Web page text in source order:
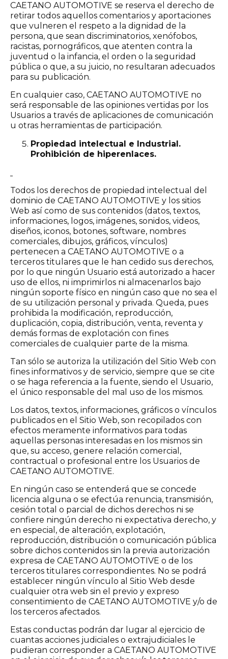
CAETANO AUTOMOTIVE se reserva el derecho de
retirar todos aquellos comentarios y aportaciones
que vulneren el respeto a la dignidad de la
persona, que sean discriminatorios, xenófobos,
racistas, pornográficos, que atenten contra la
juventud o la infancia, el orden o la seguridad
pública o que, a su juicio, no resultaran adecuados
para su publicación.
En cualquier caso, CAETANO AUTOMOTIVE no
será responsable de las opiniones vertidas por los
Usuarios a través de aplicaciones de comunicación
u otras herramientas de participación.
Propiedad intelectual e Industrial.
Prohibición de hiperenlaces.
Todos los derechos de propiedad intelectual del
dominio de CAETANO AUTOMOTIVE y los sitios
Web así como de sus contenidos (datos, textos,
informaciones, logos, imágenes, sonidos, videos,
diseños, iconos, botones, software, nombres
comerciales, dibujos, gráficos, vínculos)
pertenecen a CAETANO AUTOMOTIVE o a
terceros titulares que le han cedido sus derechos,
por lo que ningún Usuario está autorizado a hacer
uso de ellos, ni imprimirlos ni almacenarlos bajo
ningún soporte físico en ningún caso que no sea el
de su utilización personal y privada. Queda, pues
prohibida la modificación, reproducción,
duplicación, copia, distribución, venta, reventa y
demás formas de explotación con fines
comerciales de cualquier parte de la misma.
Tan sólo se autoriza la utilización del Sitio Web con
fines informativos y de servicio, siempre que se cite
o se haga referencia a la fuente, siendo el Usuario,
el único responsable del mal uso de los mismos.
Los datos, textos, informaciones, gráficos o vínculos
publicados en el Sitio Web, son recopilados con
efectos meramente informativos para todas
aquellas personas interesadas en los mismos sin
que, su acceso, genere relación comercial,
contractual o profesional entre los Usuarios de
CAETANO AUTOMOTIVE.
En ningún caso se entenderá que se concede
licencia alguna o se efectúa renuncia, transmisión,
cesión total o parcial de dichos derechos ni se
confiere ningún derecho ni expectativa derecho, y
en especial, de alteración, explotación,
reproducción, distribución o comunicación pública
sobre dichos contenidos sin la previa autorización
expresa de CAETANO AUTOMOTIVE o de los
terceros titulares correspondientes. No se podrá
establecer ningún vínculo al Sitio Web desde
cualquier otra web sin el previo y expreso
consentimiento de CAETANO AUTOMOTIVE y/o de
los terceros afectados.
Estas conductas podrán dar lugar al ejercicio de
cuantas acciones judiciales o extrajudiciales le
pudieran corresponder a CAETANO AUTOMOTIVE